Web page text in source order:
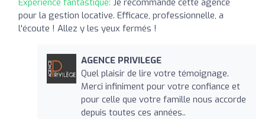
pour la gestion locative. Efficace, professionnelle, a
l'écoute ! Allez y les yeux fermés !
AGENCE PRIVILEGE
Quel plaisir de lire votre témoignage.
Merci infiniment pour votre confiance et
pour celle que votre famille nous accorde
depuis toutes ces années..